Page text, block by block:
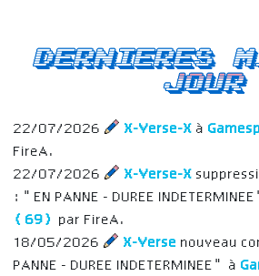
Dernieres
jour
22/07/2026 X-Verse-X à
FireA.
22/07/2026
X-Verse-X
: "EN PANNE - DUREE
(69)
par FireA.
18/05/2026
X-Verse nouveau
PANNE - DUREE INDETERMINEE" à